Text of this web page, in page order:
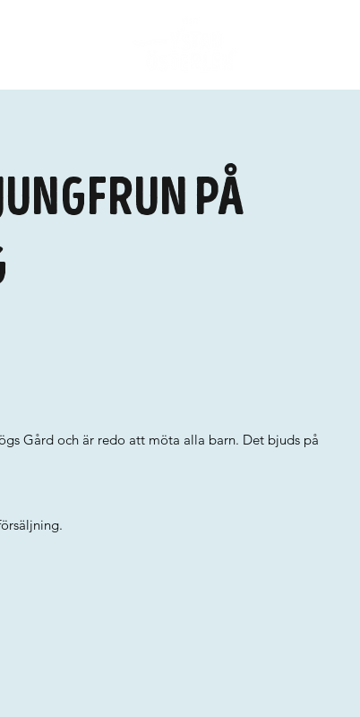
på
Gård och är redo att möta alla barn. Det bjuds på